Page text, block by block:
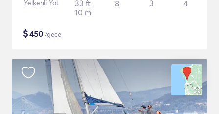
Yelkenli Yat
33 ft
10 m
8 3 4
$450 /gece